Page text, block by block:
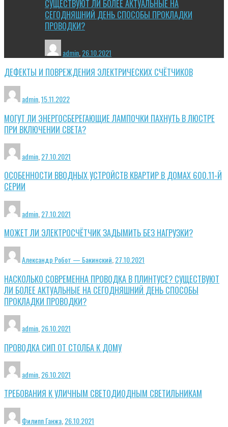
СУЩЕСТВУЮТ ЛИ БОЛЕЕ АКТУАЛЬНЫЕ НА
СЕГОДНЯШНИЙ ДЕНЬ СПОСОБЫ ПРОКЛАДКИ
ПРОВОДКИ?
admin,26.10.2021
ДЕФЕКТЫ И ПОВРЕЖДЕНИЯ ЭЛЕКТРИЧЕСКИХ СЧЁТЧИКОВ
admin 15.11.2022
МОГУТ ЛИ ЭНЕРГОСБЕРЕГАЮЩИЕ ЛАМПОЧКИ ПАХНУТЬ В ЛЮСТРЕ
ПРИ ВКЛЮЧЕНИИ СВЕТА?
admin 27.10.2021
ОСОБЕННОСТИ ВВОДНЫХ УСТРОЙСТВ КВАРТИР В ДОМАХ 600.11-Й
СЕРИИ
admin 27.10.2021
МОЖЕТ ЛИ ЭЛЕКТРОСЧЁТЧИК ЗАДЫМИТЬ БЕЗ НАГРУЗКИ?
Александр Робот — Бакинский,27.10.2021
НАСКОЛЬКО СОВРЕМЕННА ПРОВОДКА В ПЛИНТУСЕ? СУЩЕСТВУЮТ
ЛИ БОЛЕЕ АКТУАЛЬНЫЕ НА СЕГОДНЯШНИЙ ДЕНЬ СПОСОБЫ
ПРОКЛАДКИ ПРОВОДКИ?
admin 26.10.2021
ПРОВОДКА СИП ОТ СТОЛБА К ДОМУ
admin 26.10.2021
ТРЕБОВАНИЯ К УЛИЧНЫМ СВЕТОДИОДНЫМ СВЕТИЛЬНИКАМ
Филипп Ганжа 26.10.2021